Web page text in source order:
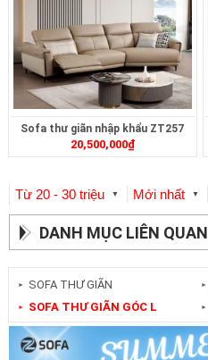
Sofa thư giãn nhập khẩu ZT257
20,500,000₫
Từ 20 - 30 triệu ▼ Mới nhất ▼
DANH MỤC LIÊN QUAN
► SOFA THƯ GIÃN
► SOFA THƯ GIÃN GÓC L
►
►